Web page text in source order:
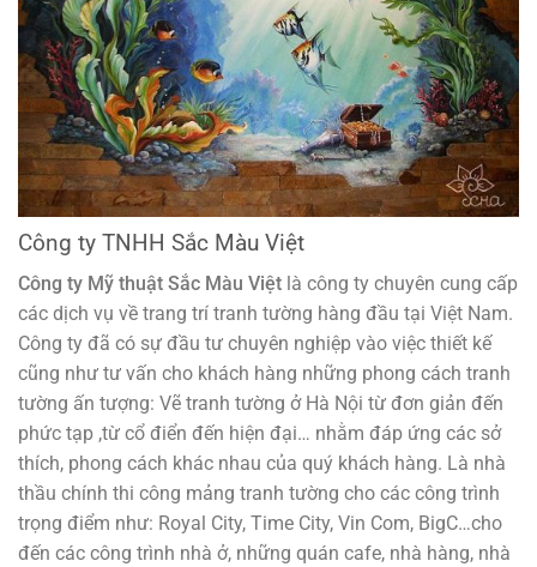
Công ty TNHH Sắc Màu Việt
Công ty Mỹ thuật Sắc Màu Việt là công ty chuyên cung cấp
các dịch vụ về trang trí tranh tường hàng đầu tại Việt Nam.
Công ty đã có sự đầu tư chuyên nghiệp vào việc thiết kế
cũng như tư vấn cho khách hàng những phong cách tranh
tường ấn tượng: Vẽ tranh tường ở Hà Nội từ đơn giản đến
phức tạp ,từ cổ điển đến hiện đại… nhằm đáp ứng các sở
thích, phong cách khác nhau của quý khách hàng. Là nhà
thầu chính thi công mảng tranh tường cho các công trình
trọng điểm như: Royal City, Time City, Vin Com, BigC…cho
đến các công trình nhà ở, những quán cafe, nhà hàng, nhà